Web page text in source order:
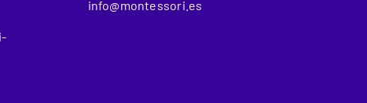
info@montessori.es